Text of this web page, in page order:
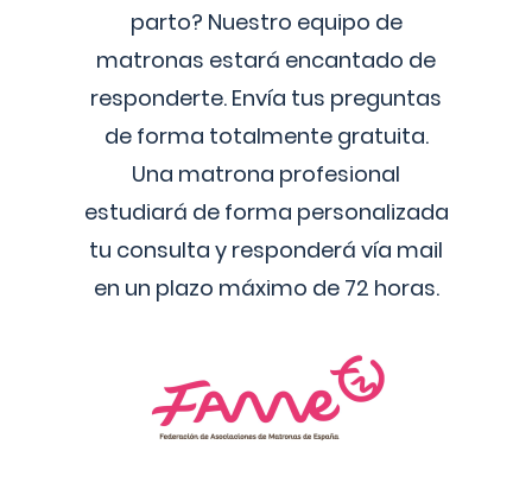
parto? Nuestro equipo de
matronas estará encantado de
responderte. Envía tus preguntas
de forma totalmente gratuita.
Una matrona profesional
estudiará de forma personalizada
tu consulta y responderá vía mail
en un plazo máximo de 72 horas.